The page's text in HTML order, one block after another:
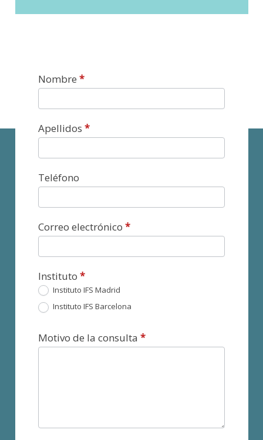
Contacto
Nombre*
Apellidos*
Teléfono
Correo electrónico*
Instituto*
Instituto IFS Madrid
Instituto IFS Barcelona
Motivo de la consulta*